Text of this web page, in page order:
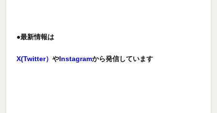
●最新情報は
X(Twitter）やInstagramから発信しています